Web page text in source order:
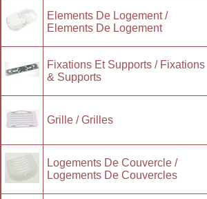
Elements De Logement /
Elements De Logement
Fixations Et Supports / Fixations
& Supports
Grille / Grilles
Logements De Couvercle /
Logements De Couvercles